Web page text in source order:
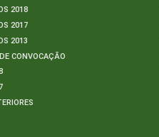
2018
2017
2013
CONVOCAÇÃO